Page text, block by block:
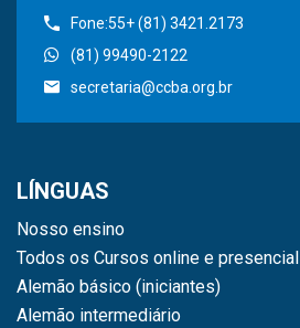
Fone:55+ (81) 3421.2173
(81) 99490-2122
secretaria@ccba.org.br
LÍNGUAS
Nosso ensino
Todos os Cursos online e presencial
Alemão básico (iniciantes)
Alemão intermediário